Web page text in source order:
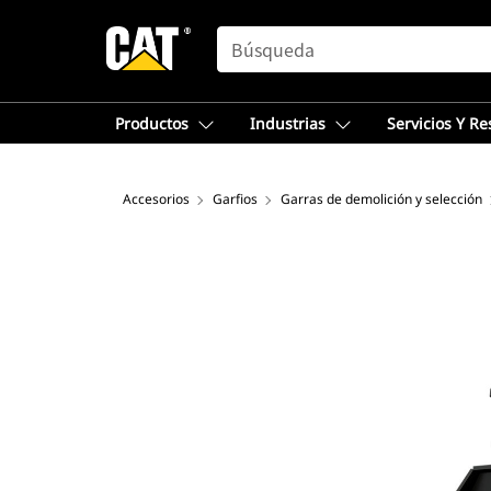
SEARCH
Productos Industrias Servicios Y
Accesorios Garfios Garras de demolición y selección